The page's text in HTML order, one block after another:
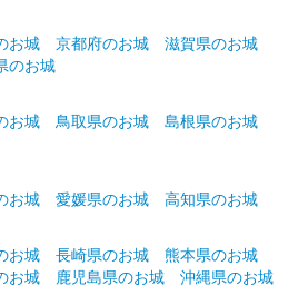
が描かれたデザインが和紙に印刷され
お城 京都府のお城
滋賀県のお城
のお城
お城 鳥取県のお城
島根県のお城
お城 愛媛県のお城
高知県のお城
お城 長崎県のお城
熊本県のお城
お城 鹿児島県のお城 沖縄県のお城